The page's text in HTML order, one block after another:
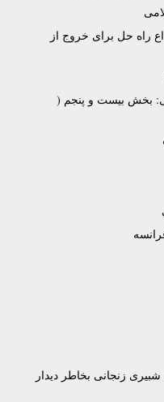
راه حل برای خروج از
بخش بیست و پنجم (
زنجانی بخاطر دیدار